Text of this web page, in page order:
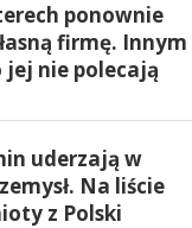
ponownie
firmę. Innym
jej nie polecają
uderzają w
Na liście
z Polski